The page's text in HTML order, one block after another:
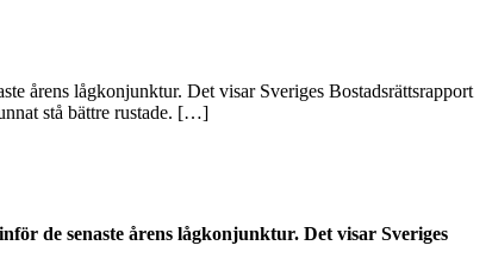
årens lågkonjunktur. Det visar Sveriges Bostadsrättsrapport
stå bättre rustade. […]
de senaste årens lågkonjunktur. Det visar Sveriges